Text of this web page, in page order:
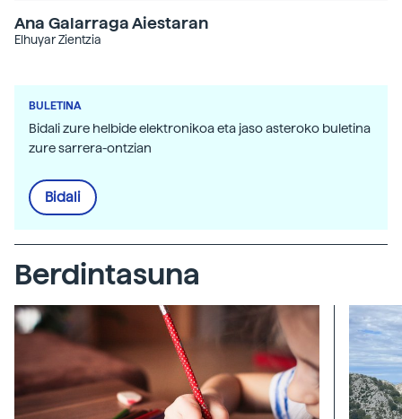
Ana Galarraga Aiestaran
Elhuyar Zientzia
BULETINA
Bidali zure helbide elektronikoa eta jaso asteroko buletina
zure sarrera-ontzian
Bidali
Berdintasuna